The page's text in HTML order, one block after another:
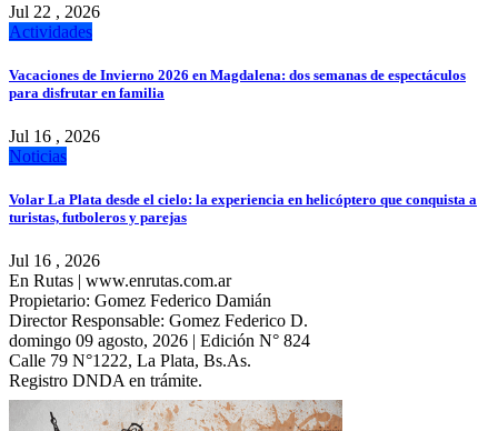
Jul 22 , 2026
Actividades
Vacaciones de Invierno 2026 en Magdalena: dos semanas de espectáculos
para disfrutar en familia
Jul 16 , 2026
Noticias
Volar La Plata desde el cielo: la experiencia en helicóptero que conquista a
turistas, futboleros y parejas
Jul 16 , 2026
En Rutas | www.enrutas.com.ar
Propietario: Gomez Federico Damián
Director Responsable: Gomez Federico D.
domingo 09 agosto, 2026 | Edición N° 824
Calle 79 N°1222, La Plata, Bs.As.
Registro DNDA en trámite.